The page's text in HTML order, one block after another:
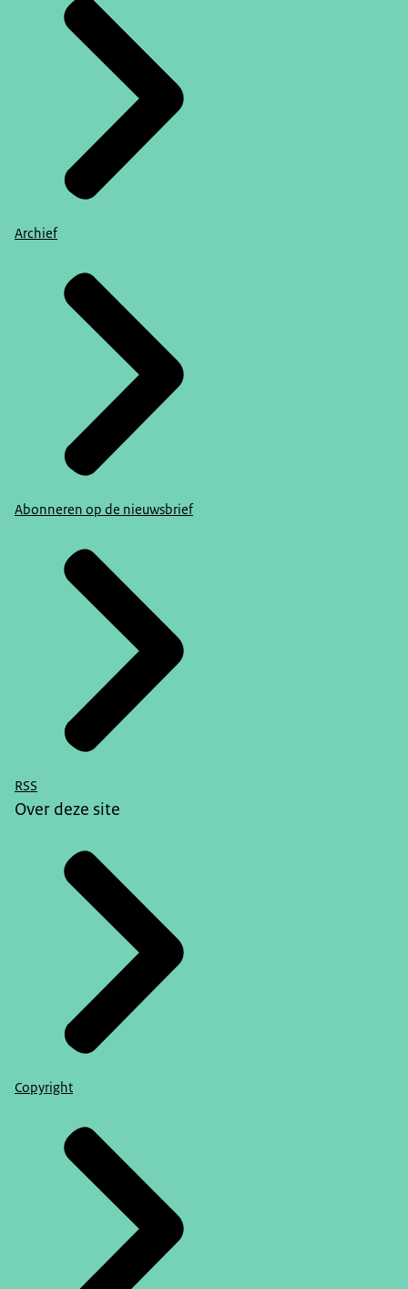
Archief
Abonneren op de nieuwsbrief
RSS
Over deze site
Copyright